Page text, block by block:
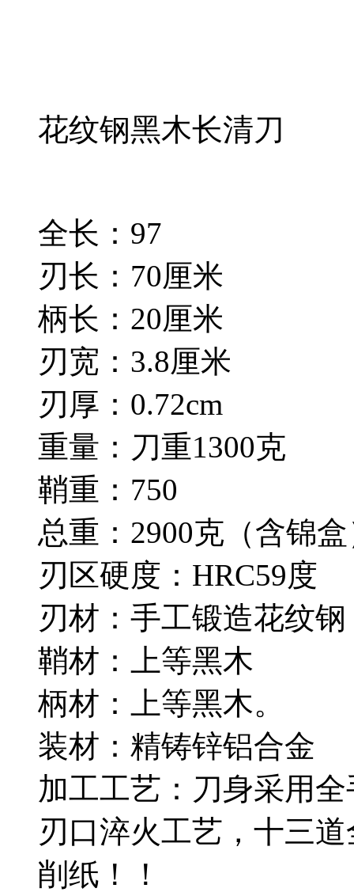
花纹钢黑木长清刀
全长：97
刃长：70厘米
柄长：20厘米
刃宽：3.8厘米
刃厚：0.72cm
重量：刀重1300克
鞘重：750
总重：2900克（含锦
刃区硬度：HRC59度
刃材：手工锻造花纹钢
鞘材：上等黑木
柄材：上等黑木。
装材：精铸锌铝合金
加工工艺：刀身采用
刃口淬火工艺，十三
削纸！！